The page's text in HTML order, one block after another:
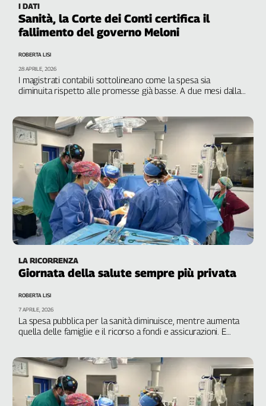
Le
trasmissioni
tv
Progress
L'Italia
Territori
Molise
Adige
Basilicata
Calabria
Campania
Emilia-
Romagna
Venezia
Giulia
Lazio
Lombardia
Marche
Piemonte
I DATI
Sanità, la Corte dei Conti certifica il
fallimento del governo Meloni
I magistrati contabili sottolineano come la spesa sia
diminuita rispetto alle promesse già basse. A due mesi dalla
ROBERTA LISI
28 APRILE, 2026
LA RICORRENZA
Giornata della salute sempre più privata
La spesa pubblica per la sanità diminuisce, mentre aumenta
quella delle famiglie e il ricorso a fondi e assicurazioni. E
ROBERTA LISI
7 APRILE, 2026